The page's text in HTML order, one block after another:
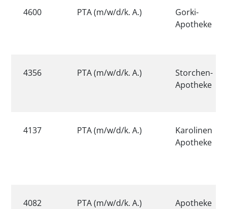
4600 PTA (m/w/d/k. A.)
Gorki-
Apotheke
4356 PTA (m/w/d/k. A.)
Storchen-
Apotheke
4137 PTA (m/w/d/k. A.)
Karolinen
Apotheke
4082 PTA (m/w/d/k. A.)
Apotheke